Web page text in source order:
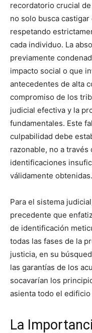
recordatorio crucial
no solo busca
respetando
cada individuo. La
previamente
impacto social o que
antecedentes de alta
compromiso de los
judicial efectiva y la
fundamentales. Este
culpabilidad debe
razonable, no a través
identificaciones
válidamente obtenidas.
Para el sistema
precedente que
de identificación
todas las fases de la
justicia, en su
las garantías de los
socavarían los
asienta todo el edificio
La